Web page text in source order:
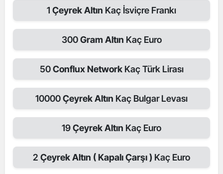
1 Çeyrek Altın Kaç İsviçre Frankı
300Gram Altın Kaç Euro
50Conflux Network Kaç Türk Lirası
10000Çeyrek Altın Kaç Bulgar Levası
19Çeyrek Altın Kaç Euro
2 Çeyrek Altın ( Kapalı Çarşı ) Kaç Euro